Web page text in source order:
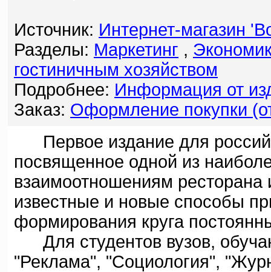
Источник: Интернет-магазин
Разделы: Маркетинг ,
гостиничным хозяйством
Подробнее: Информация от
Заказ: Оформление покупки
Первое издание для
посвященное одной из
взаимоотношениям ресторана
известные и новые способы
формирования круга
Для студентов вузов,
"Реклама", "Социология",